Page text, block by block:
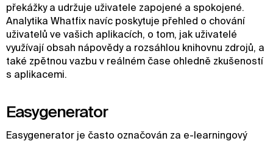
překážky a udržuje uživatele zapojené a spokojené.
Analytika Whatfix navíc poskytuje přehled o chování
uživatelů ve vašich aplikacích, o tom, jak uživatelé
využívají obsah nápovědy a rozsáhlou knihovnu zdrojů, a
také zpětnou vazbu v reálném čase ohledně zkušeností
s aplikacemi.
Easygenerator
Easygenerator je často označován za e-learningový